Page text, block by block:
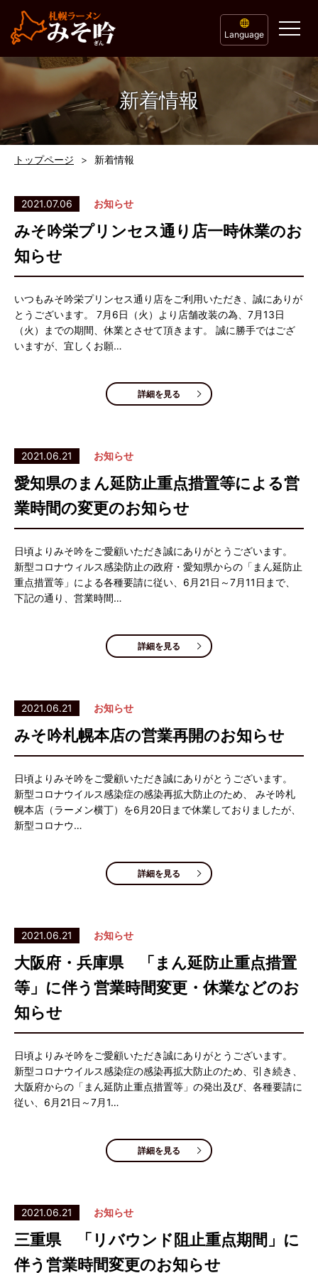
Language
新着情報
トップページ 新着情報
2021.07.06 お知らせ
みそ吟栄プリンセス通り店一時休業のお
知らせ
いつもみそ吟栄プリンセス通り店をご利用いただき、誠にありが
とうございます。 7月6日（火）より店舗改装の為、7月13日
（火）までの期間、休業とさせて頂きます。 誠に勝手ではござ
いますが、宜しくお願…
詳細を見る
2021.06.21 お知らせ
愛知県のまん延防止重点措置等による営
業時間の変更のお知らせ
日頃よりみそ吟をご愛顧いただき誠にありがとうございます。
新型コロナウィルス感染防止の政府・愛知県からの「まん延防止
重点措置等」による各種要請に従い、6月21日～7月11日まで、
下記の通り、営業時間…
詳細を見る
2021.06.21 お知らせ
みそ吟札幌本店の営業再開のお知らせ
日頃よりみそ吟をご愛顧いただき誠にありがとうございます。
新型コロナウイルス感染症の感染再拡大防止のため、 みそ吟札
幌本店（ラーメン横丁）を6月20日まで休業しておりましたが、
新型コロナウ…
詳細を見る
2021.06.21 お知らせ
大阪府・兵庫県 「まん延防止重点措置
等」に伴う営業時間変更・休業などのお
知らせ
日頃よりみそ吟をご愛顧いただき誠にありがとうございます。
新型コロナウイルス感染症の感染再拡大防止のため、引き続き、
大阪府からの「まん延防止重点措置等」の発出及び、各種要請に
従い、6月21日～7月1…
詳細を見る
2021.06.21 お知らせ
三重県 「リバウンド阻止重点期間」に
伴う営業時間変更のお知らせ